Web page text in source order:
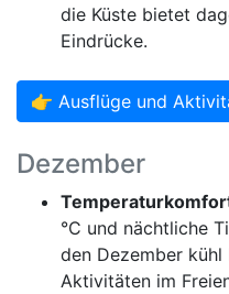
die Küste bietet
Eindrücke.
👉 Ausflüge und
Dezember
°C und nächtliche
den Dezember
Aktivitäten im